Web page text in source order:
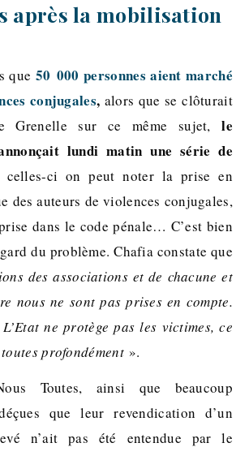
après la mobilisation
que 50 000 personnes aient marché
conjugales, alors que se clôturait
Grenelle sur ce même sujet,le
lundi matin une série de
celles-ci on peut noter la prise en
des auteurs de violences conjugales,
dans le code pénale… C’est bien
du problème. Chafia constate que
des associations et de chacune et
nous ne sont pas prises en compte.
ne protège pas les victimes, ce
profondément».
Toutes, ainsi que beaucoup
que leur revendication d’un
n’ait pas été entendue par le